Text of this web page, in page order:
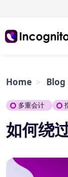
Home Blog
多重会计
如何绕